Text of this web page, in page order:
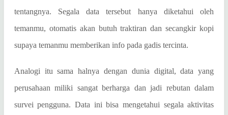
tentangnya. Segala data tersebut hanya diketahui oleh
temanmu, otomatis akan butuh traktiran dan secangkir kopi
supaya temanmu memberikan info pada gadis tercinta.
Analogi itu sama halnya dengan dunia digital, data yang
perusahaan miliki sangat berharga dan jadi rebutan dalam
survei pengguna. Data ini bisa mengetahui segala aktivitas